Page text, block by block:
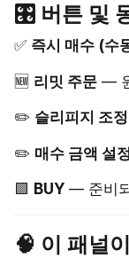
🎛 버튼 및
✅ 즉시 매수 (수
🆕 리밋 주문 —
✏️ 슬리피지 조정
✏️ 매수 금액 설정
🟩 BUY — 준비
🧠 이 패널